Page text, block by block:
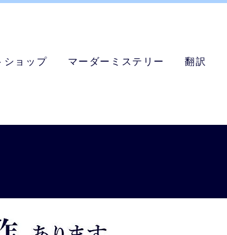
ショップ マーダーミステリー 翻訳